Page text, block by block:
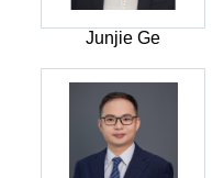
Junjie Ge